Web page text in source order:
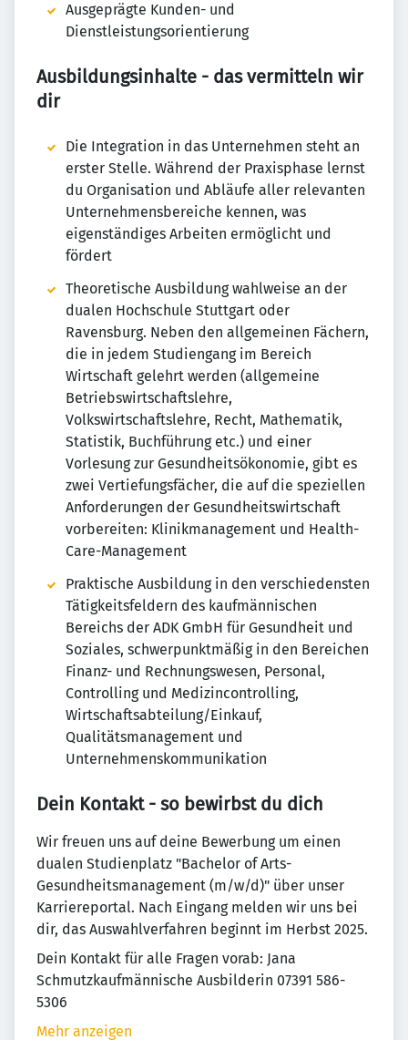
Ausgeprägte Kunden- und
Dienstleistungsorientierung
Ausbildungsinhalte - das vermitteln wir
dir
Die Integration in das Unternehmen steht an
erster Stelle. Während der Praxisphase lernst
du Organisation und Abläufe aller relevanten
Unternehmensbereiche kennen, was
eigenständiges Arbeiten ermöglicht und
fördert
Theoretische Ausbildung wahlweise an der
dualen Hochschule Stuttgart oder
Ravensburg. Neben den allgemeinen Fächern,
die in jedem Studiengang im Bereich
Wirtschaft gelehrt werden (allgemeine
Betriebswirtschaftslehre,
Volkswirtschaftslehre, Recht, Mathematik,
Statistik, Buchführung etc.) und einer
Vorlesung zur Gesundheitsökonomie, gibt es
zwei Vertiefungsfächer, die auf die speziellen
Anforderungen der Gesundheitswirtschaft
vorbereiten: Klinikmanagement und Health-
Care-Management
Praktische Ausbildung in den verschiedensten
Tätigkeitsfeldern des kaufmännischen
Bereichs der ADK GmbH für Gesundheit und
Soziales, schwerpunktmäßig in den Bereichen
Finanz- und Rechnungswesen, Personal,
Controlling und Medizincontrolling,
Wirtschaftsabteilung/Einkauf,
Qualitätsmanagement und
Unternehmenskommunikation
Dein Kontakt - so bewirbst du dich
Wir freuen uns auf deine Bewerbung um einen
dualen Studienplatz "Bachelor of Arts-
Gesundheitsmanagement (m/w/d)" über unser
Karriereportal. Nach Eingang melden wir uns bei
dir, das Auswahlverfahren beginnt im Herbst 2025.
Dein Kontakt für alle Fragen vorab: Jana
Schmutzkaufmännische Ausbilderin 07391 586-
5306
Mehr anzeigen